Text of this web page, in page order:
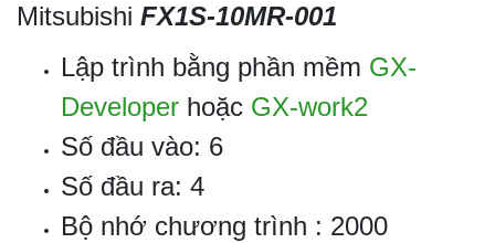
Mitsubishi FX1S-10MR-001
Lập trình bằng phần mềm GX-
Developer hoặc GX-work2
Số đầu vào: 6
Số đầu ra: 4
Bộ nhớ chương trình : 2000